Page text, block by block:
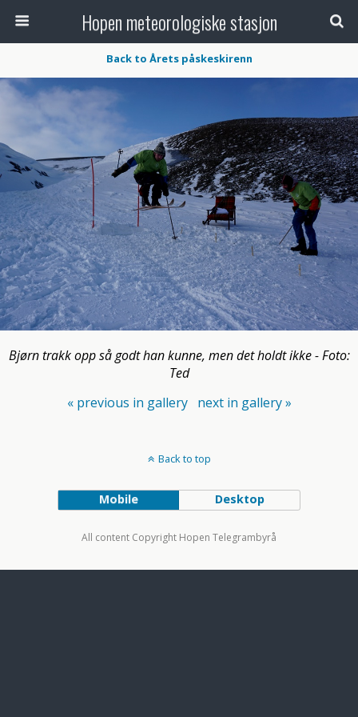
Hopen meteorologiske stasjon
Back to Årets påskeskirenn
Bjørn trakk opp så godt han kunne, men det holdt ikke - Foto:
Ted
« previous in gallery
next in gallery »
Back to top
Mobile Desktop
All content Copyright Hopen Telegrambyrå